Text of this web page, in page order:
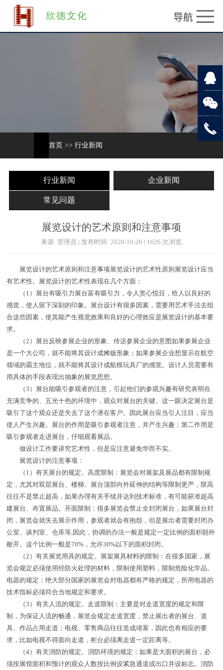
欣德文化
首页 >> 行业新闻
行业新闻 企业新闻
常见问题
展览设计的艺术原则和注意事项
来源: 管理员 | 发布时间: 2020-10-26 | 1626 次浏览
展览设计的艺术原则和注意事项展览设计的艺术性原则展览设计应当
有艺术性。展览设计的艺术性表现在几个方面：
（1）展台有吸引力展台富有吸引力，令人赏心悦目，给人以良好的
感觉，使人留下深刻的印象。展台设计有很多因素，需要用艺术手法去组
合这些因素，使其能产生视觉效果和良好的心理效应是展览设计的基本要
求。
（2）展台反映参展企业的形象、传达参展企业的意图如果参展企业
是一个大公司，就不能将其设计成摊贩形象；如果参展企业想显示在航空
领域的霸主地位，就不能将其设计成航模玩具厂的感觉。设计人员需要有
用具体的手段表现出抽象的展览思想。
（3）展台能吸引参观者的注意，引起他们的参观兴趣有研究表明在
充满竞争的、五光十色的环境中，观众对展台的关键。这一眼决定展台是
吸引了这个观众还是失去了这个潜在客户。因此展台应当引人注目，应当
使人产生兴趣。展台的作用是吸引参观者注意，并产生兴趣；第二作用是
吸引参观者走进展台，仔细观看展品。
做设计工作要讲究艺术性，但是应注意避免华而不实。
展览设计的注意事项：
（1）有关展台的规定。高度限制：展览会对展架及展品都有限制规
定，尤其对双层展台、楼梯、展台顶部向外延伸的结构等限制更严，限高
往往不是禁止超高，如果办理有关手续并达到技术标准，有可能获准超高
建展台、布置展品。开面限制：很多展览会禁止全封闭展台，如果展台封
闭，展览会就失去展示作用，参观者就会有抱怨，但是展出者需要封闭办
公室、谈判室、仓库等,因此，协调的办法一般是规定一定比例的面积朝外
敞开。这个比例一般是70%，允许30%以下的面积封闭。
（2）有关展览用具的规定。展架展具材料的限制：在很多国家，展
览会规定必须使用经防火处理的材料，限制使用塑料，限制危险化学品。
电器的规定：绝大部分国家的展览会对电器都有严格的规定，所用电器的
技术指标必须符合当地规定和要求。
（3）有关人流的规定。走道限制：主要是对走道宽度的规定和限
制，为保证人流的畅通，展览会规定走道宽度，禁止展出者的展台、道
具、作品占用走道；电视、零售商品往往造成堵塞，因此也有相应的要
求，比如电视不得面向走道，柜台必须离走道一定距离等。
（4）有关消防的规定。消防环境的规定：如果是大面积的展台，必
须按展馆面积和预计的观众人数按比例设紧急通道或出口并设标志。消防